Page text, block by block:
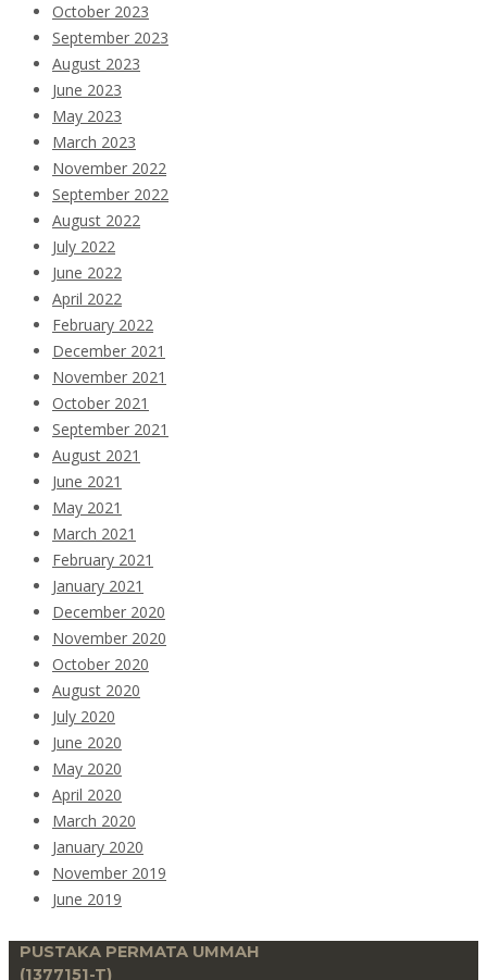
October 2023
September 2023
August 2023
June 2023
May 2023
March 2023
November 2022
September 2022
August 2022
July 2022
June 2022
April 2022
February 2022
December 2021
November 2021
October 2021
September 2021
August 2021
June 2021
May 2021
March 2021
February 2021
January 2021
December 2020
November 2020
October 2020
August 2020
July 2020
June 2020
May 2020
April 2020
March 2020
January 2020
November 2019
June 2019
PUSTAKA PERMATA UMMAH
(1377151-T)​